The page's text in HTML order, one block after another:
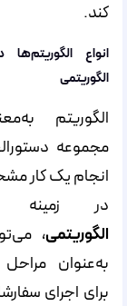
کند.
انواع الگوریتم‌ها
الگوریتمی
الگوریتم
مجموعه
انجام یک کار
در زمینه
الگوریتمی،
به‌عنوان
برای اجرای